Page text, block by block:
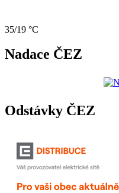
35/19 °C
Nadace ČEZ
Odstávky ČEZ